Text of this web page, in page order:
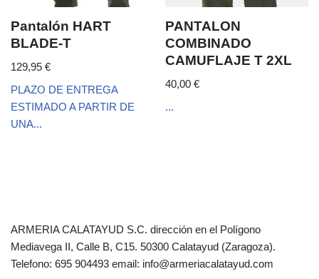
Pantalón HART
BLADE-T
129,95 €
PLAZO DE ENTREGA
ESTIMADO A PARTIR DE
UNA...
PANTALON
COMBINADO
CAMUFLAJE T 2XL
40,00€
...
ARMERIA CALATAYUD S.C. dirección en el Polígono
Mediavega II, Calle B, C15. 50300 Calatayud (Zaragoza).
Telefono: 695 904493 email: info@armeriacalatayud.com